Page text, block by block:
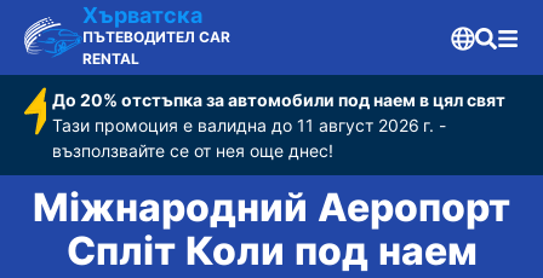
Хърватска
ПЪТЕВОДИТЕЛ CAR
RENTAL
До 20% отстъпка за автомобили под наем в цял свят
Тази промоция е валидна до 11 август 2026 г. -
възползвайте се от нея още днес!
Міжнародний Аеропорт
Спліт Коли под наем